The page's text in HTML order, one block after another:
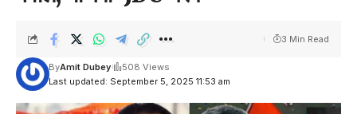
Last updated: September 5, 2025 11:53 am
ByAmit Dubey 508 Views
3 Min Read